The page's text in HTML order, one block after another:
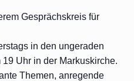
Gesprächskreis für
in den ungeraden
Uhr in der Markuskirche.
Themen, anregende